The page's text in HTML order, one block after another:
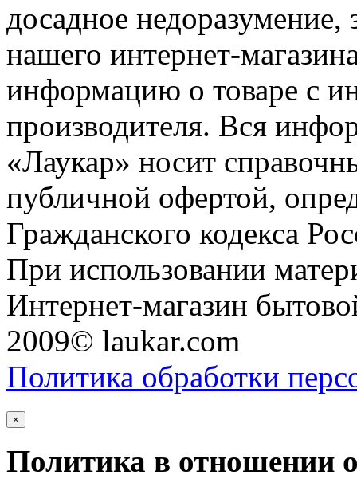
досадное недоразумение,
нашего интернет-
информацию о товаре с
производителя. Вся
«Лаукар» носит
публичной офертой,
Гражданского кодекса
При использовании
Интернет-магазин
2009© laukar.com
Политика обработки
×
Политика в отношении